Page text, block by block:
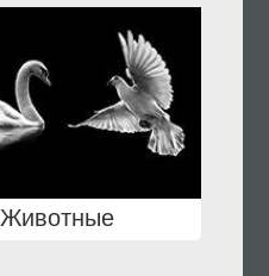
Животные